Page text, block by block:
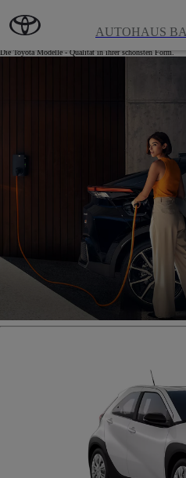
AUTOHAUS
Angebote für Privatkunden
Die Toyota Modelle - Qualität in ihrer schönsten Form.